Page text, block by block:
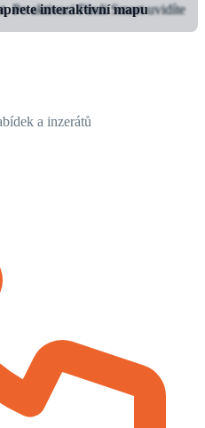
interaktivní mapu
Po aktivaci Findi Smart uvidíte
a inzerátů